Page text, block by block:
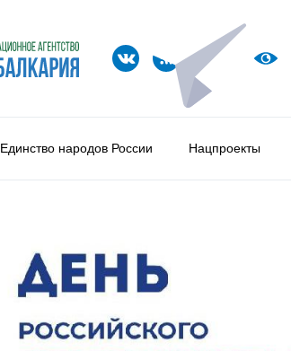
Единство народов России Нацпроекты